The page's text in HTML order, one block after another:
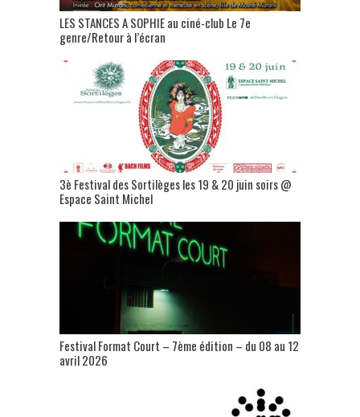
LES STANCES A SOPHIE au ciné-club Le 7e
genre/Retour à l’écran
3è Festival des Sortilèges les 19 & 20 juin soirs @
Espace Saint Michel
Festival Format Court – 7ème édition – du 08 au 12
avril 2026